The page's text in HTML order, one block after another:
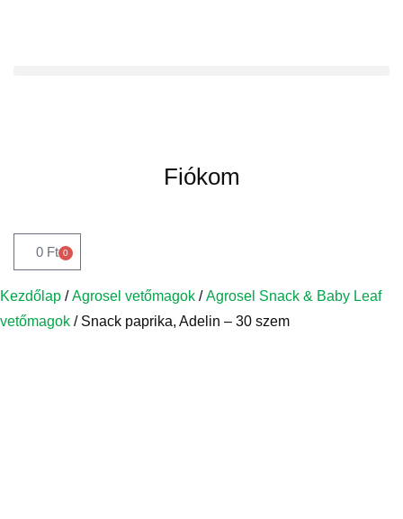
Fiókom
0 Ft 0
Kezdőlap /Agrosel vetőmagok /Agrosel Snack & Baby Leaf
vetőmagok / Snack paprika, Adelin – 30 szem